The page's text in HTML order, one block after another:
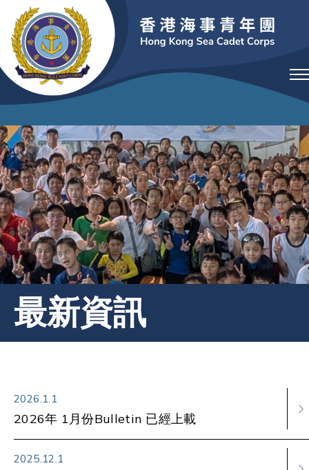
最新資訊
2026.1.1
2026年 1月份Bulletin 已經上載
2025.12.1